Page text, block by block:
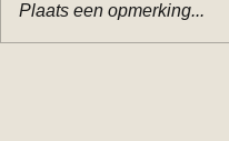
Plaats een opmerking...